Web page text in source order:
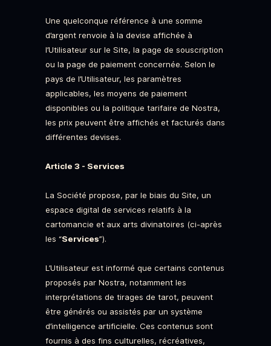
Une quelconque référence à une somme
d’argent renvoie à la devise affichée à
l’Utilisateur sur le Site, la page de souscription
ou la page de paiement concernée. Selon le
pays de l’Utilisateur, les paramètres
applicables, les moyens de paiement
disponibles ou la politique tarifaire de Nostra,
les prix peuvent être affichés et facturés dans
différentes devises.
Article 3 - Services
La Société propose, par le biais du Site, un
espace digital de services relatifs à la
cartomancie et aux arts divinatoires (ci-après
les “Services”).
L’Utilisateur est informé que certains contenus
proposés par Nostra, notamment les
interprétations de tirages de tarot, peuvent
être générés ou assistés par un système
d’intelligence artificielle. Ces contenus sont
fournis à des fins culturelles, récréatives,